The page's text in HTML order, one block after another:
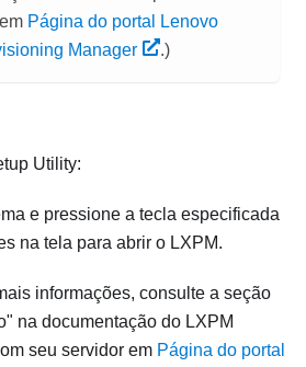
Página do portal Lenovo
Manager
.)
Utility:
e pressione a tecla especificada
na tela para abrir o LXPM.
informações, consulte a seção
na documentação do LXPM
seu servidor em Página do portal